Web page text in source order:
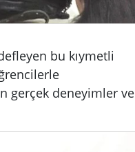
bu kıymetli
gerçek deneyimler ve